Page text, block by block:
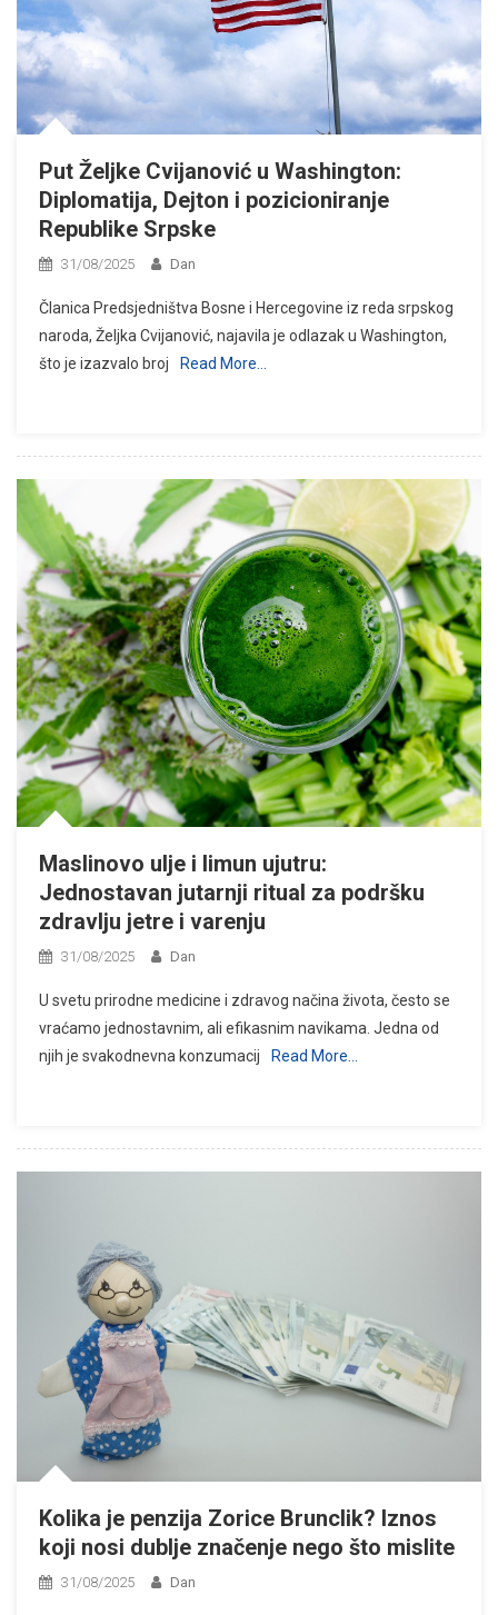
Put Željke Cvijanović u Washington:
Diplomatija, Dejton i pozicioniranje
Republike Srpske
31/08/2025 Dan
Članica Predsjedništva Bosne i Hercegovine iz reda srpskog
naroda, Željka Cvijanović, najavila je odlazak u Washington,
što je izazvalo broj
Read More…
Maslinovo ulje i limun ujutru:
Jednostavan jutarnji ritual za podršku
zdravlju jetre i varenju
31/08/2025 Dan
U svetu prirodne medicine i zdravog načina života, često se
vraćamo jednostavnim, ali efikasnim navikama. Jedna od
njih je svakodnevna konzumacij
Read More…
Kolika je penzija Zorice Brunclik? Iznos
koji nosi dublje značenje nego što mislite
31/08/2025 Dan